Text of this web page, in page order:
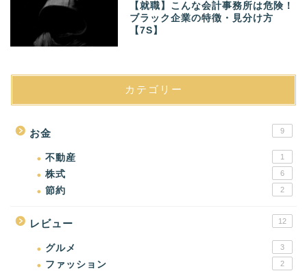
【就職】こんな会計事務所は危険！
ブラック企業の特徴・見分け方
【7S】
カテゴリー
お金 9
不動産 1
株式 6
節約 2
レビュー 12
グルメ 3
ファッション 2